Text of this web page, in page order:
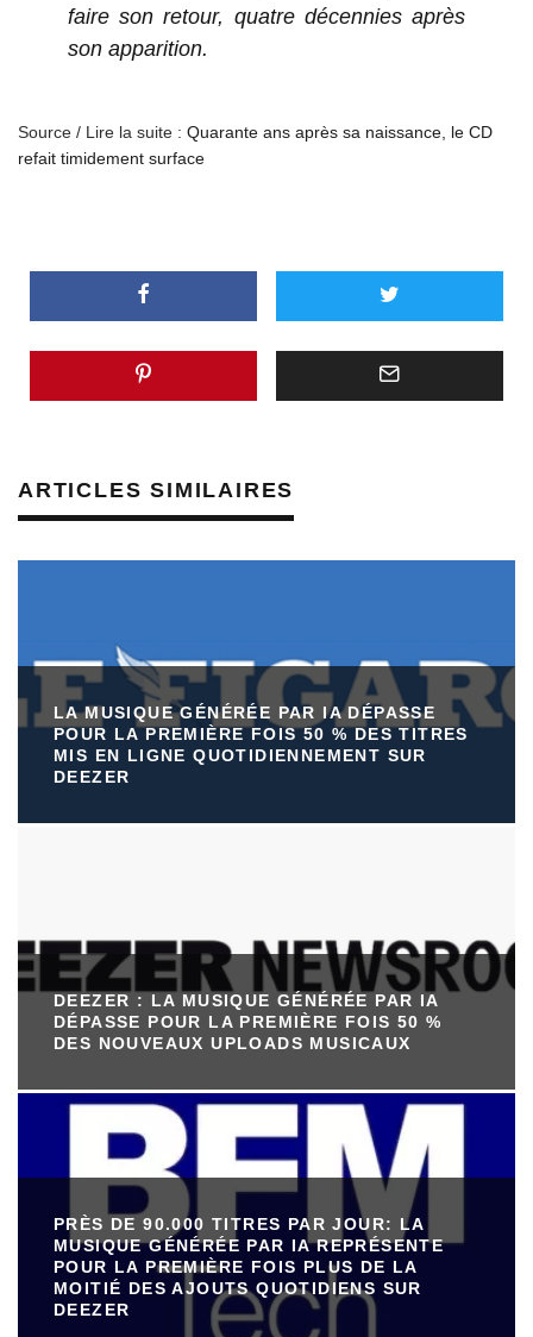
faire son retour, quatre décennies après
son apparition.
Source / Lire la suite : Quarante ans après sa naissance, le CD
refait timidement surface
ARTICLES SIMILAIRES
LA MUSIQUE GÉNÉRÉE PAR IA DÉPASSE
POUR LA PREMIÈRE FOIS 50 % DES TITRES
MIS EN LIGNE QUOTIDIENNEMENT SUR
DEEZER
DEEZER : LA MUSIQUE GÉNÉRÉE PAR IA
DÉPASSE POUR LA PREMIÈRE FOIS 50 %
DES NOUVEAUX UPLOADS MUSICAUX
PRÈS DE 90.000 TITRES PAR JOUR: LA
MUSIQUE GÉNÉRÉE PAR IA REPRÉSENTE
POUR LA PREMIÈRE FOIS PLUS DE LA
MOITIÉ DES AJOUTS QUOTIDIENS SUR
DEEZER